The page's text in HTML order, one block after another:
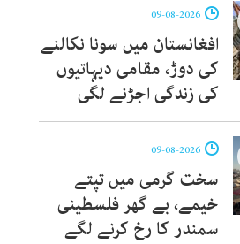
افغانستان میں سونا نکالنے
کی دوڑ، مقامی دیہاتیوں
کی زندگی اجڑنے لگی
سخت گرمی میں تپتے
خیمے، بے گھر فلسطینی
سمندر کا رخ کرنے لگے